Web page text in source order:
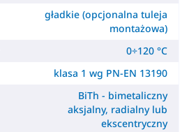
gładkie (opcjonalna tuleja
montażowa)
0÷120 °C
klasa 1 wg PN-EN 13190
BiTh - bimetaliczny
aksjalny, radialny lub
ekscentryczny